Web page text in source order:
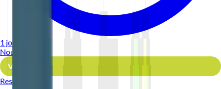
1 jour
Nouveau
Voir l'offre
Reso 44